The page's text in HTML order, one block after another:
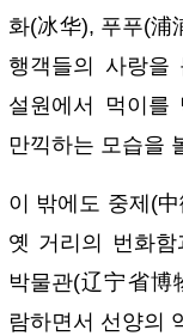
화(冰华), 푸푸(浦
행객들의 사랑을
설원에서 먹이를
만끽하는 모습을
이 밖에도 중제(
옛 거리의 번화
박물관(辽宁省博
람하면서 선양의